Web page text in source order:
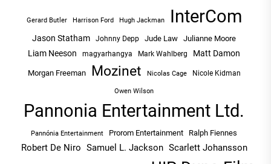
Gerard Butler Harrison Ford Hugh Jackman InterCom
Jason Statham Johnny Depp Jude Law Julianne Moore
Liam Neeson magyarhangya Mark Wahlberg Matt Damon
Morgan Freeman Mozinet Nicolas Cage Nicole Kidman
Owen Wilson
Pannonia Entertainment Ltd.
Pannónia Entertainment Prorom Entertainment Ralph Fiennes
Robert De Niro Samuel L. Jackson Scarlett Johansson